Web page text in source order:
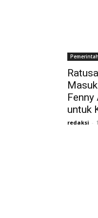
untuk
redaksi -